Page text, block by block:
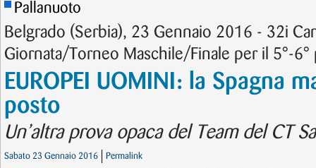
Pallanuoto
Belgrado (Serbia), 23 Gennaio 2016 - 32i
Giornata/Torneo Maschile/Finale per il 5°-6°
EUROPEI UOMINI: la Spagna
posto
Un’altra prova opaca del Team del CT
Sabato 23 Gennaio 2016 Permalink